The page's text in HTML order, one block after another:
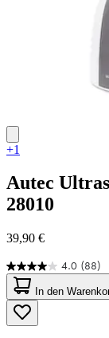
+1
Autec
28010
39,90 €
4.0 (88)
4.0
von
5
Sternen.
88
In den